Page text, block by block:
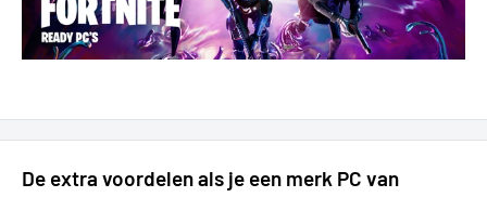
De extra voordelen als je een merk PC van